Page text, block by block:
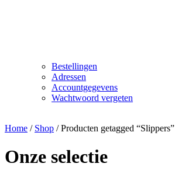
Bestellingen
Adressen
Accountgegevens
Wachtwoord vergeten
Home / Shop / Producten getagged “Slippers”
Onze selectie